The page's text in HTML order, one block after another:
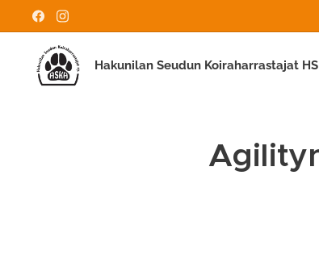
Hakunilan Seudun Koiraharrastajat